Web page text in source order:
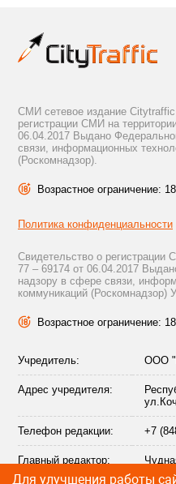
СМИ сетевое издание
регистрации СМИ на
06.04.2017 Выдано
связи, информационных
(Роскомнадзор).
Возрастное ограничение:
Политика конфиденциальности
Свидетельство о
77 – 69174 от 06.04.2017
надзору в сфере связи,
коммуникаций
Возрастное ограничение:
Учредитель: ООО
Адрес учредителя:
Телефон редакции: +7
Главный редактор:
Для улучшения работы